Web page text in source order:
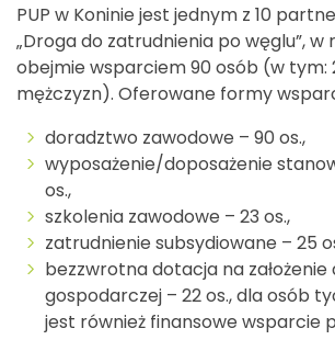
PUP w Koninie jest jednym z 10
„Droga do zatrudnienia po węglu”,
obejmie wsparciem 90 osób (w tym:
mężczyzn). Oferowane formy
doradztwo zawodowe – 90 os.,
wyposażenie/doposażenie
os.,
szkolenia zawodowe – 23 os.,
zatrudnienie subsydiowane – 25
bezzwrotna dotacja na założenie
gospodarczej – 22 os., dla osób
jest również finansowe wsparcie